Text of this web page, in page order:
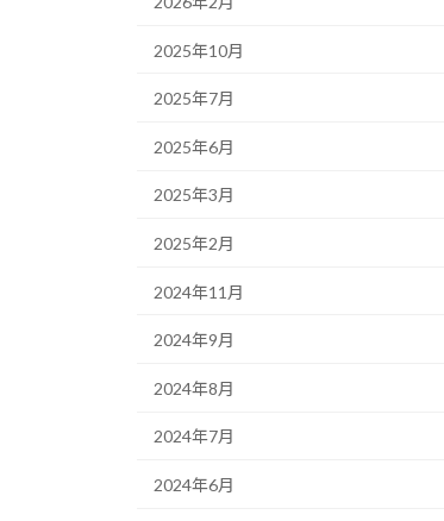
2025年10月
2025年7月
2025年6月
2025年3月
2025年2月
2024年11月
2024年9月
2024年8月
2024年7月
2024年6月